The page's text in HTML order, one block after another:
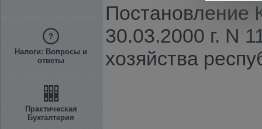
Налоги: Вопросы и
ответы
Практическая
Бухгалтерия
Постановление
30.03.2000 г. N
хозяйства